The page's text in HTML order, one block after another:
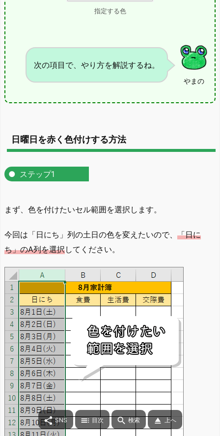
指定する色
やまの
次の項目で、やり方を解説するね。
日曜日を赤く色付けする方法
ステップ1
まず、色を付けたいセル範囲を選択します。
今回は「日にち」列の土日の色を変えたいので、 「日に
ち」のA列を選択してください。
 SNS  目次  検索  上へ